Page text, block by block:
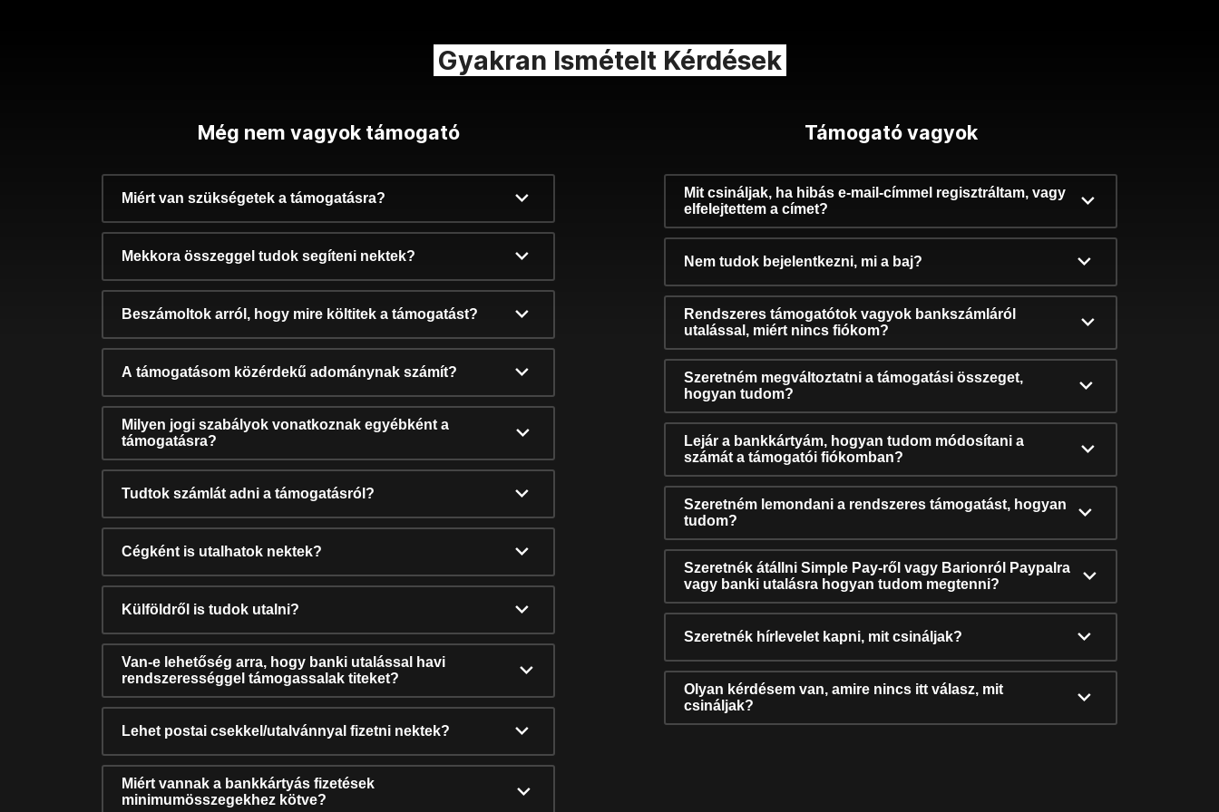
Gyakran Ismételt Kérdések
Még nem vagyok támogató
Miért van szükségetek a támogatásra?
Mekkora összeggel tudok segíteni nektek?
Beszámoltok arról, hogy mire költitek a támogatást?
A támogatásom közérdekű adománynak számít?
Milyen jogi szabályok vonatkoznak egyébként a
támogatásra?
Tudtok számlát adni a támogatásról?
Cégként is utalhatok nektek?
Külföldről is tudok utalni?
Van-e lehetőség arra, hogy banki utalással havi
rendszerességgel támogassalak titeket?
Lehet postai csekkel/utalvánnyal fizetni nektek?
Miért vannak a bankkártyás fizetések
minimumösszegekhez kötve?
Támogató vagyok
Mit csináljak, ha hibás e-mail-címmel regisztráltam, vagy
elfelejtettem a címet?
Nem tudok bejelentkezni, mi a baj?
Rendszeres támogatótok vagyok bankszámláról
utalással, miért nincs fiókom?
Szeretném megváltoztatni a támogatási összeget,
hogyan tudom?
Lejár a bankkártyám, hogyan tudom módosítani a
számát a támogatói fiókomban?
Szeretném lemondani a rendszeres támogatást, hogyan
tudom?
Szeretnék átállni Simple Pay-ről vagy Barionról Paypalra
vagy banki utalásra hogyan tudom megtenni?
Szeretnék hírlevelet kapni, mit csináljak?
Olyan kérdésem van, amire nincs itt válasz, mit
csináljak?